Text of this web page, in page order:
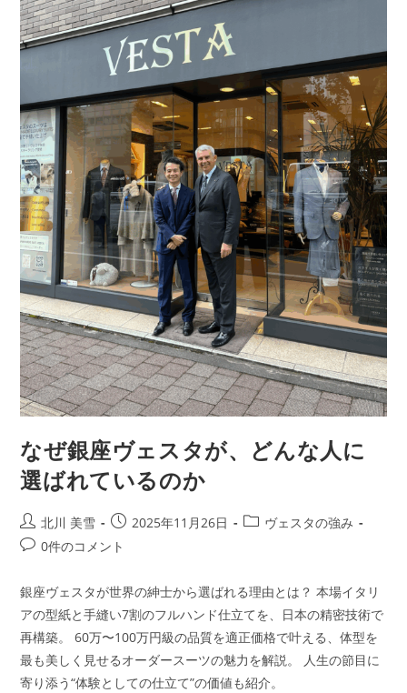
なぜ銀座ヴェスタが、どんな人に
選ばれているのか
北川 美雪 2025年11月26日
ヴェスタの強み
0件のコメント
銀座ヴェスタが世界の紳士から選ばれる理由とは？ 本場イタリ
アの型紙と手縫い7割のフルハンド仕立てを、日本の精密技術で
再構築。 60万〜100万円級の品質を適正価格で叶える、体型を
最も美しく見せるオーダースーツの魅力を解説。 人生の節目に
寄り添う“体験としての仕立て”の価値も紹介。